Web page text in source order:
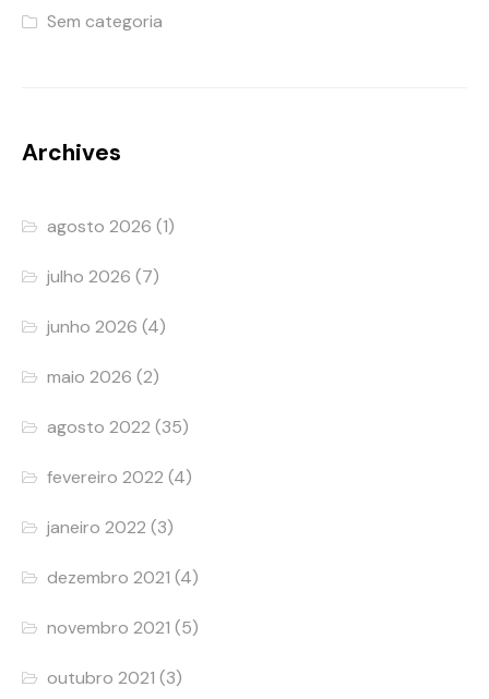
Sem categoria
Archives
agosto 2026 (1)
julho 2026 (7)
junho 2026 (4)
maio 2026 (2)
agosto 2022 (35)
fevereiro 2022 (4)
janeiro 2022 (3)
dezembro 2021 (4)
novembro 2021 (5)
outubro 2021 (3)